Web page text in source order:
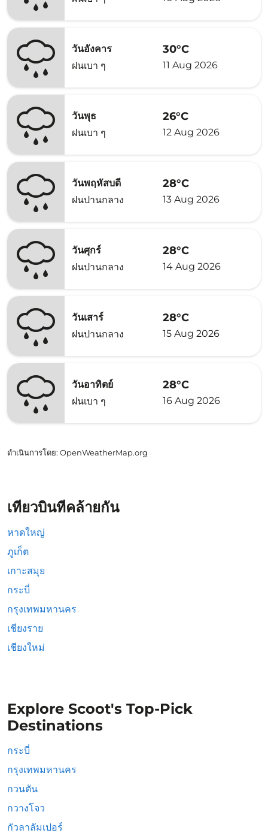
วันอังคาร
ฝนเบา ๆ
30°C
11 Aug 2026
วันพุธ
ฝนเบา ๆ
26°C
12 Aug 2026
วันพฤหัสบดี
ฝนปานกลาง
28°C
13 Aug 2026
วันศุกร์
ฝนปานกลาง
28°C
14 Aug 2026
วันเสาร์
ฝนปานกลาง
28°C
15 Aug 2026
วันอาทิตย์
ฝนเบา ๆ
28°C
16 Aug 2026
ดำเนินการโดย: OpenWeatherMap.org
เที่ยวบินที่คล้ายกัน
หาดใหญ่
ภูเก็ต
เกาะสมุย
กระบี่
กรุงเทพมหานคร
เชียงราย
เชียงใหม่
Explore Scoot's Top-Pick
Destinations
กระบี่
กรุงเทพมหานคร
กวนตัน
กวางโจว
กัวลาลัมเปอร์